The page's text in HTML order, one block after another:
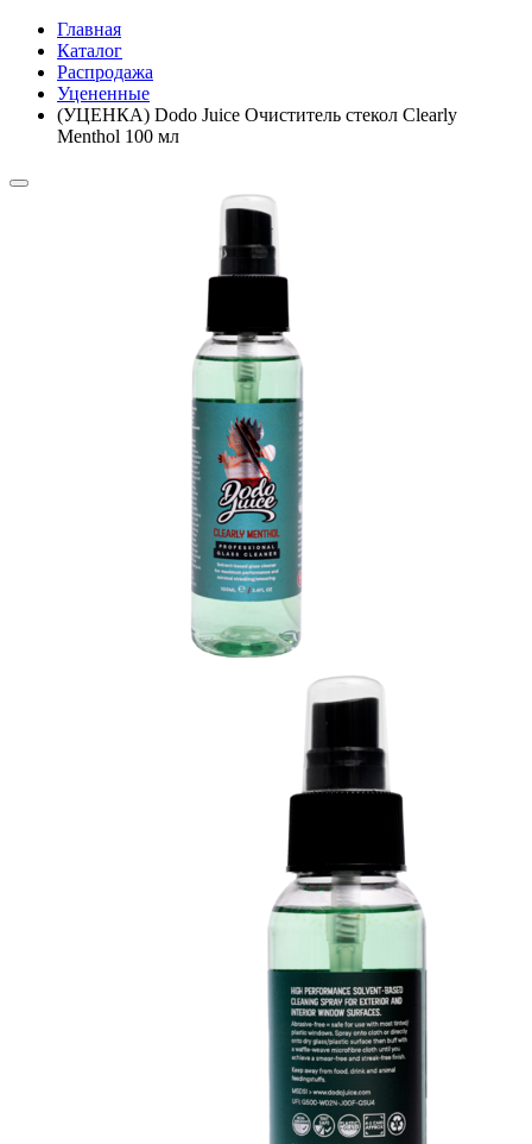
Главная
Каталог
Распродажа
Уцененные
(УЦЕНКА) Dodo Juice Очиститель стекол Clearly
Menthol 100 мл